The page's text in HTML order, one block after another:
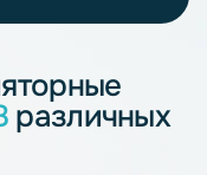
различных